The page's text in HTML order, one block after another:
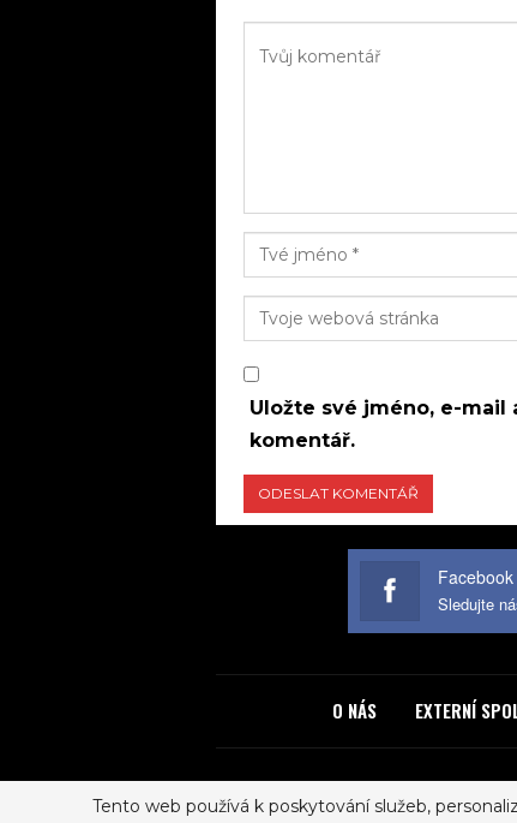
Uložte své jméno, e-
komentář.
Facebook
Sledujte
O NÁS EXTERNÍ
Tento web používá k poskytování služeb,